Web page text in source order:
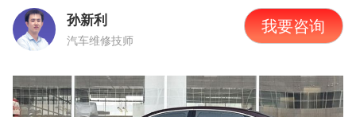
孙新利
汽车维修技师
我要咨询